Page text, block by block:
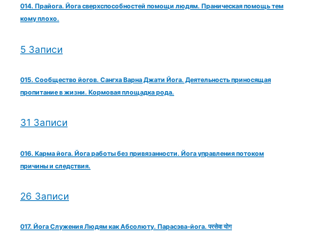
014. Прайога. Йога сверхспособностей помощи людям. Праническая помощь тем
кому плохо.
5 Записи
015. Сообщество йогов. Сангха Варна Джати Йога. Деятельность приносящая
пропитание в жизни. Кормовая площадка рода.
31 Записи
016. Карма йога. Йога работы без привязанности. Йога управления потоком
причины и следствия.
26 Записи
017. Йога Служения Людям как Абсолюту. Парасэва-йога. परसेवा योग